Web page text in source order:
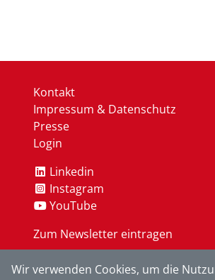
Kontakt
Impressum & Datenschutz
Presse
Login
Linkedin
Instagram
YouTube
Zum Newsletter eintragen
Wir verwenden Cookies, um die